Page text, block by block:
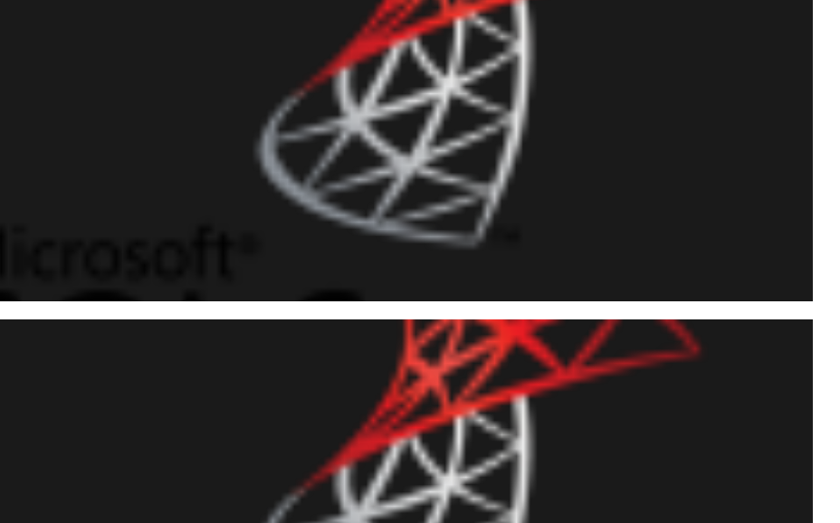
SQL Server - Como visualizar toda a mensagem de retorno
da execução do Job (mesmo quando ela ultrapassa os